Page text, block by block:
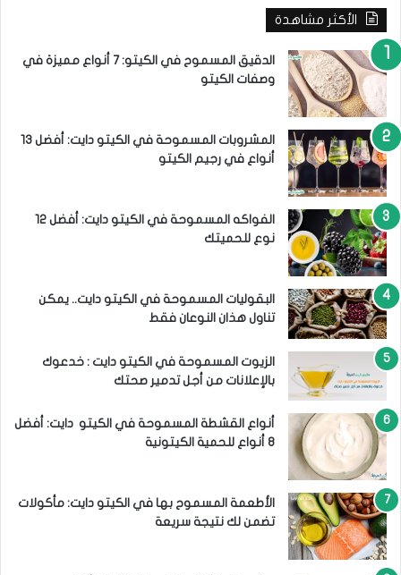
:
الأكثر مشاهدة
الدقيق المسموح في الكيتو: 7 أنواع مميزة في
وصفات الكيتو
المشروبات المسموحة في الكيتو دايت: أفضل 13
أنواع في رجيم الكيتو
الفواكه المسموحة في الكيتو دايت: أفضل 12
نوع للحميتك
البقوليات المسموحة في الكيتو دايت.. يمكن
تناول هذان النوعان فقط
الزيوت المسموحة في الكيتو دايت : خدعوك
بالإعلانات من أجل تدمير صحتك
أنواع القشطة المسموحة في الكيتو دايت: أفضل
8 أنواع للحمية الكيتونية
الأطعمة المسموح بها في الكيتو دايت: مأكولات
تضمن لك نتيجة سريعة